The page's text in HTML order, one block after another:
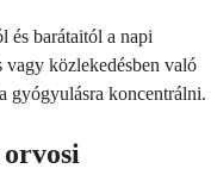
és barátaitól a napi
vagy közlekedésben való
gyógyulásra koncentrálni.